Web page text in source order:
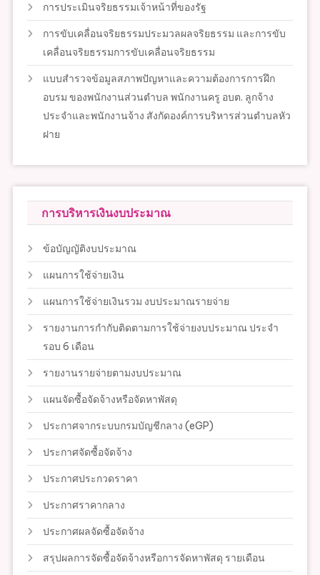
การประเมินจริยธรรมเจ้าหน้าที่ของรัฐ
การขับเคลื่อนจริยธรรมประมวลผลจริยธรรม และการขับ
เคลื่อนจริยธรรมการขับเคลื่อนจริยธรรม
แบบสำรวจข้อมูลสภาพปัญหาและความต้องการการฝึก
อบรม ของพนักงานส่วนตำบล พนักงานครู อบต. ลูกจ้าง
ประจำและพนักงานจ้าง สังกัดองค์การบริหารส่วนตำบลหัว
ฝาย
การบริหารเงินงบประมาณ
ข้อบัญญัติงบประมาณ
แผนการใช้จ่ายเงิน
แผนการใช้จ่ายเงินรวม งบประมาณรายจ่าย
รายงานการกำกับติดตามการใช้จ่ายงบประมาณ ประจำ
รอบ 6 เดือน
รายงานรายจ่ายตามงบประมาณ
แผนจัดซื้อจัดจ้างหรือจัดหาพัสดุ
ประกาศจากระบบกรมบัญชีกลาง (eGP)
ประกาศจัดซื้อจัดจ้าง
ประกาศประกวดราคา
ประกาศราคากลาง
ประกาศผลจัดซื้อจัดจ้าง
สรุปผลการจัดซื้อจัดจ้างหรือการจัดหาพัสดุ รายเดือน